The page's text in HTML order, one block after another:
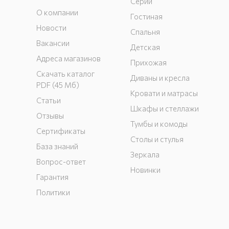
О компании
Новости
Вакансии
Адреса магазинов
Скачать каталог
PDF (45 Мб)
Статьи
Отзывы
Сертификаты
База знаний
Вопрос-ответ
Гарантия
Политики
Гостиная
Спальня
Детская
Прихожая
Диваны и кресла
Кровати и матрасы
Шкафы и стеллажи
Тумбы и комоды
Столы и стулья
Зеркала
Новинки